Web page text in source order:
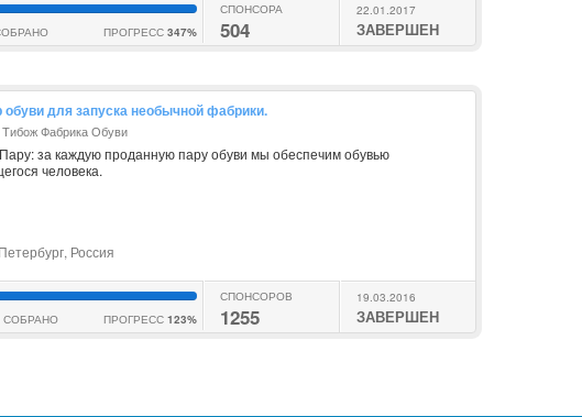
ПРОГРЕСС 347%
СПОНСОРА
504
22.01.2017
ЗАВЕРШЕН
обуви для запуска необычной фабрики.
Тибож Фабрика Обуви
за каждую проданную пару обуви мы обеспечим обувью
человека.
Россия
СОБРАНО ПРОГРЕСС 123%
СПОНСОРОВ
1255
19.03.2016
ЗАВЕРШЕН